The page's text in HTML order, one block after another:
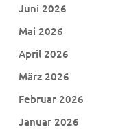
Juni 2026
Mai 2026
April 2026
März 2026
Februar 2026
Januar 2026